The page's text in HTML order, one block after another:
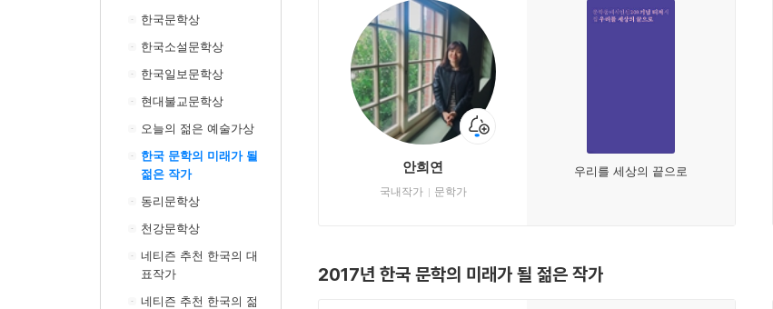
한국문학상
한국소설문학상
한국일보문학상
현대불교문학상
오늘의 젊은 예술가상
한국 문학의 미래가 될
젊은 작가
동리문학상
천강문학상
네티즌 추천 한국의 대
표작가
네티즌 추천 한국의 젊
안희연
국내작가 문학가
우리를 세상의 끝으로
2017년 한국 문학의 미래가 될 젊은 작가